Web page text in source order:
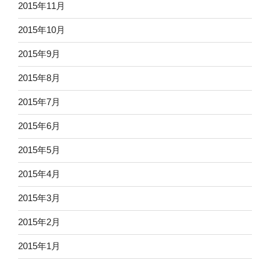
2015年11月
2015年10月
2015年9月
2015年8月
2015年7月
2015年6月
2015年5月
2015年4月
2015年3月
2015年2月
2015年1月